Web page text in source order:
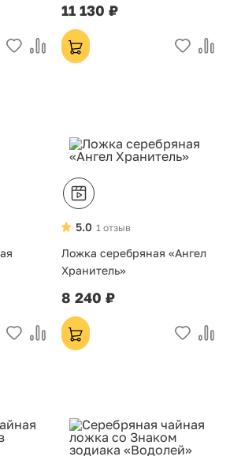
11 130 ₽
1 отзыв
5.0
Ложка серебряная «Ангел
Хранитель»
8 240 ₽